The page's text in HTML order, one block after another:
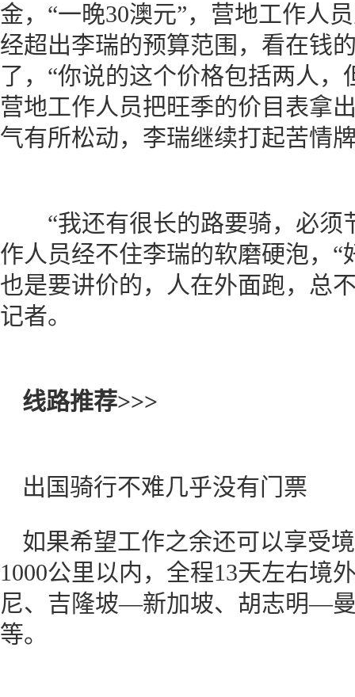
金，“一晚30澳元”，营地工作人
经超出李瑞的预算范围，看在钱
了，“你说的这个价格包括两人
营地工作人员把旺季的价目表拿
气有所松动，李瑞继续打起苦情
“我还有很长的路要骑，必须
作人员经不住李瑞的软磨硬泡，“
也是要讲价的，人在外面跑，总
记者。
线路推荐>>>
出国骑行不难几乎没有门
如果希望工作之余还可以享受
1000公里以内，全程13天左右
尼、吉隆坡—新加坡、胡志明—
等。